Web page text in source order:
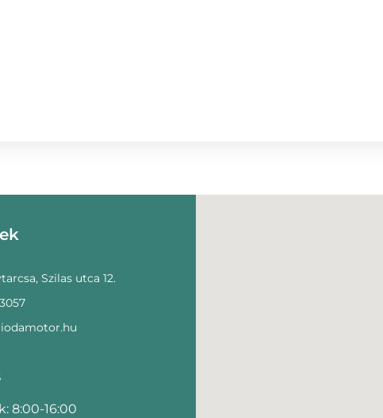
Szilas utca 12.
8:00-16:00